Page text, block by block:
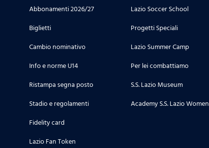
Abbonamenti 2026/27
Biglietti
Cambio nominativo
Info e norme U14
Ristampa segna posto
Stadio e regolamenti
Fidelity card
Lazio Fan Token
Lazio Soccer School
Progetti Speciali
Lazio Summer Camp
Per lei combattiamo
S.S. Lazio Museum
Academy S.S. Lazio Women